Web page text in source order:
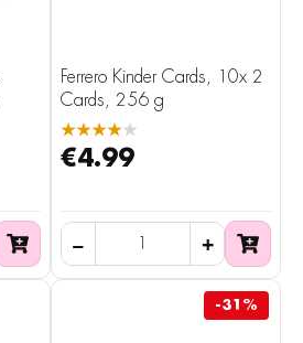
Ferrero Kinder Cards, 10x 2
Cards, 256 g
★★★★★
€4.99
-31%